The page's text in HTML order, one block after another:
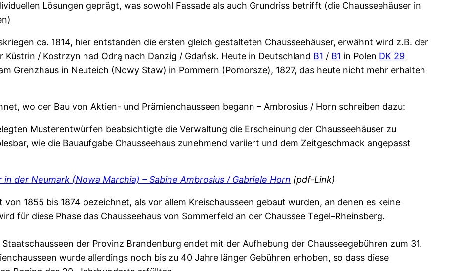
Lösungen geprägt, was sowohl Fassade als auch Grundriss betrifft (die Chausseehäuser in
ca. 1814, hier entstanden die ersten gleich gestalteten Chausseehäuser, erwähnt wird z.B. der
Küstrin / Kostrzyn nad Odrą nach Danzig / Gdańsk. Heute in Deutschland B1 / B1 in Polen DK 29
Grenzhaus in Neuteich (Nowy Staw) in Pommern (Pomorsze), 1827, das heute nicht mehr erhalten
wo der Bau von Aktien- und Prämienchausseen begann – Ambrosius / Horn schreiben dazu:
Musterentwürfen beabsichtigte die Verwaltung die Erscheinung der Chausseehäuser zu
wie die Bauaufgabe Chausseehaus zunehmend variiert und dem Zeitgeschmack angepasst
der Neumark (Nowa Marchia) – Sabine Ambrosius / Gabriele Horn (pdf-Link)
1855 bis 1874 bezeichnet, als vor allem Kreischausseen gebaut wurden, an denen es keine
für diese Phase das Chausseehaus von Sommerfeld an der Chaussee Tegel–Rheinsberg.
der Provinz Brandenburg endet mit der Aufhebung der Chausseegebühren zum 31.
wurde allerdings noch bis zu 40 Jahre länger Gebühren erhoben, so dass diese